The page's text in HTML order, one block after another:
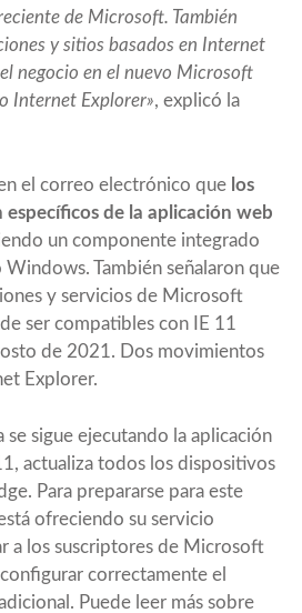
de Microsoft. También
y sitios basados en Internet
negocio en el nuevo Microsoft
Internet Explorer», explicó la
el correo electrónico que los
específicos de la aplicación web
un componente integrado
También señalaron que
y servicios de Microsoft
ser compatibles con IE 11
de 2021. Dos movimientos
Explorer.
se sigue ejecutando la aplicación
actualiza todos los dispositivos
Para prepararse para este
ofreciendo su servicio
a los suscriptores de Microsoft
correctamente el
Puede leer más sobre